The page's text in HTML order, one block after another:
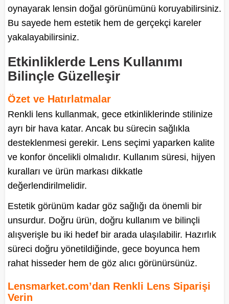
oynayarak lensin doğal görünümünü koruyabilirsiniz.
Bu sayede hem estetik hem de gerçekçi kareler
yakalayabilirsiniz.
Etkinliklerde Lens Kullanımı
Bilinçle Güzelleşir
Özet ve Hatırlatmalar
Renkli lens kullanmak, gece etkinliklerinde stilinize
ayrı bir hava katar. Ancak bu sürecin sağlıkla
desteklenmesi gerekir. Lens seçimi yaparken kalite
ve konfor öncelikli olmalıdır. Kullanım süresi, hijyen
kuralları ve ürün markası dikkatle
değerlendirilmelidir.
Estetik görünüm kadar göz sağlığı da önemli bir
unsurdur. Doğru ürün, doğru kullanım ve bilinçli
alışverişle bu iki hedef bir arada ulaşılabilir. Hazırlık
süreci doğru yönetildiğinde, gece boyunca hem
rahat hisseder hem de göz alıcı görünürsünüz.
Lensmarket.com’dan Renkli Lens Siparişi
Verin